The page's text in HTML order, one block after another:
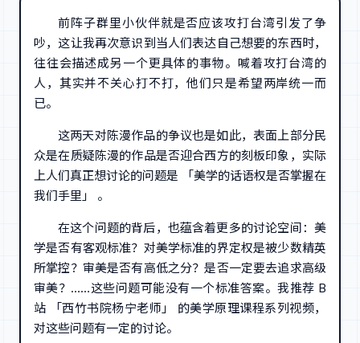
前阵子群里小伙伴就是否应该攻打台湾引发了争
吵，这让我再次意识到当人们表达自己想要的东西时，
往往会描述成另一个更具体的事物。喊着攻打台湾的
人，其实并不关心打不打，他们只是希望两岸统一而
已。
这两天对陈漫作品的争议也是如此，表面上部分民
众是在质疑陈漫的作品是否迎合西方的刻板印象，实际
上人们真正想讨论的问题是 「美学的话语权是否掌握在
我们手里」 。
在这个问题的背后，也蕴含着更多的讨论空间：美
学是否有客观标准？对美学标准的界定权是被少数精英
所掌控？审美是否有高低之分？是否一定要去追求高级
审美？……这些问题可能没有一个标准答案。我推荐 B
站 「西竹书院杨宁老师」 的美学原理课程系列视频，
对这些问题有一定的讨论。